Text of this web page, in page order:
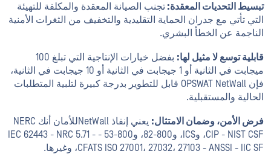
تبسيط التحديات المعقدة: تجنب الصيانة المعقدة والمكلفة للتهيئة
التي تأتي مع جدران الحماية التقليدية والتخفيف من الثغرات الأمنية
الناجمة عن الخطأ البشري.
قابلية توسع لا مثيل لها:
بفضل خيارات الإنتاجية التي تبلغ 100
ميجابت في الثانية أو 1 جيجابت في الثانية أو 10 جيجابت في الثانية،
فإن OPSWAT NetWall قابل للتطوير بدرجة كبيرة لتلبية المتطلبات
الحالية والمستقبلية.
فرض الأمن، وضمان الامتثال:
يعني إنفاذ NetWallللأمان أنك NERC
CIP - NIST CSF، وICS، و800-82، و800-53 - IEC 62443 - NRC 5.71 -
CFATS ISO 27001، 27032، 27103 - ANSSI - IIC SF، وغيرها.